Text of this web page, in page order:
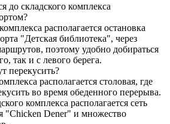
до складского комплекса
располагается остановка
"Детская библиотека", через
поэтому удобно добираться
так и с левого берега.
перекусить?
располагается столовая, где
во время обеденного перерыва.
комплекса располагается сеть
"Chicken Dener" и множество